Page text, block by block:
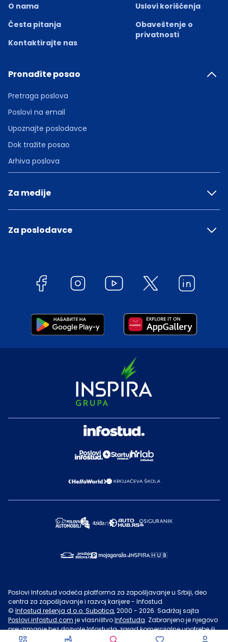
O nama
Česta pitanja
Kontaktirajte nas
Uslovi korišćenja
Obaveštenje o
privatnosti
Pronađite posao
Pretraga poslova
Poslovi na email
Upoznajte poslodavce
Dok tražite posao
Arhiva poslova
Za medije
Za poslodavce
Poslovi Infostud vodeća platforma za zapošljavanje u Srbiji, deo
centra za zapošljavanje i razvoj karijere - Infostud.
© Infostud rešenja d.o.o. Subotica, 2000 - 2026. Sadržaj sajta
Poslovi.infostud.com je vlasništvoInfostuda. Zabranjeno je njegovo
preuzimanje bez dozvoleInfostuda, zarad komercijalne upotrebe ili
u druge svrhe, osim za lične potrebe posetilaca sajta.